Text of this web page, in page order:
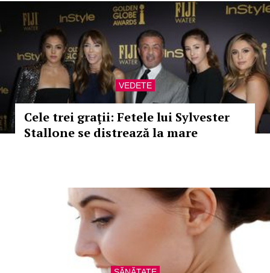
VEDETE
Cele trei graţii: Fetele lui Sylvester
Stallone se distrează la mare